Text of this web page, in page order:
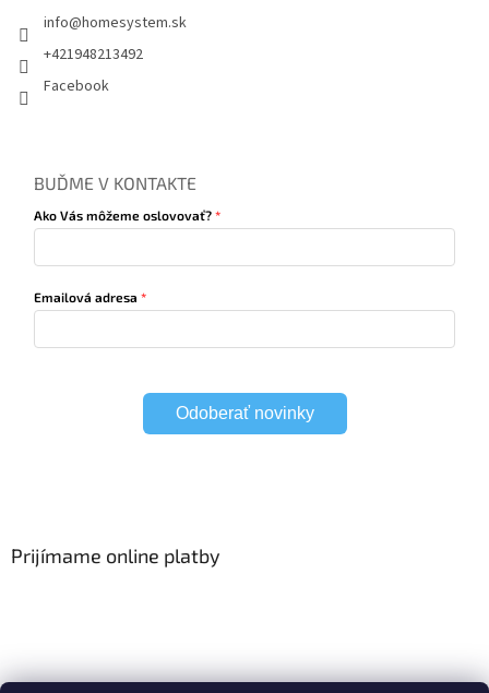
info@homesystem.sk
+421948213492
Facebook
BUĎME V KONTAKTE
Ako Vás môžeme oslovovať?
Emailová adresa
Odoberať novinky
Prijímame online platby